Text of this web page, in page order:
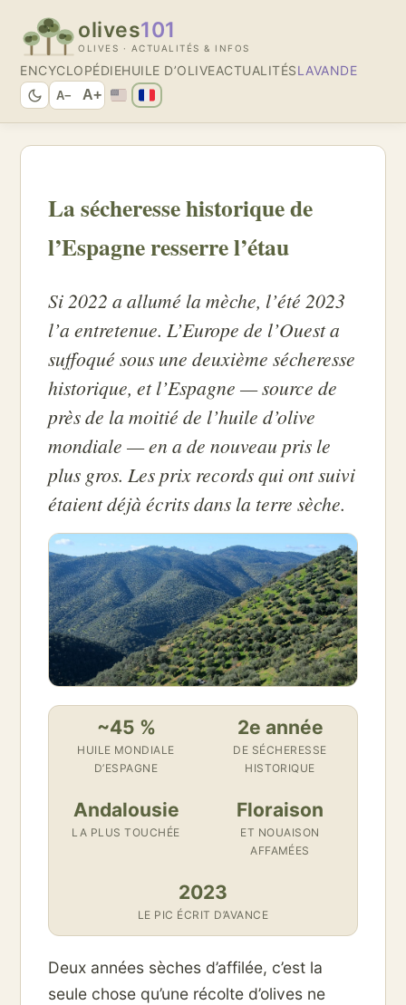
olives101
OLIVES · ACTUALITÉS & INFOS
ENCYCLOPÉDIEHUILE D’OLIVEACTUALITÉSLAVANDE
A− A+
La sécheresse historique de
l’Espagne resserre l’étau
Si 2022 a allumé la mèche, l’été 2023
l’a entretenue. L’Europe de l’Ouest a
suffoqué sous une deuxième sécheresse
historique, et l’Espagne — source de
près de la moitié de l’huile d’olive
mondiale — en a de nouveau pris le
plus gros. Les prix records qui ont suivi
étaient déjà écrits dans la terre sèche.
~45 %
HUILE MONDIALE
D’ESPAGNE
2e année
DE SÉCHERESSE
HISTORIQUE
Andalousie
LA PLUS TOUCHÉE
Floraison
ET NOUAISON
AFFAMÉES
2023
LE PIC ÉCRIT D’AVANCE
Deux années sèches d’affilée, c’est la
seule chose qu’une récolte d’olives ne